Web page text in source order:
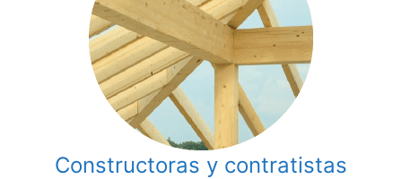
Constructoras y contratistas